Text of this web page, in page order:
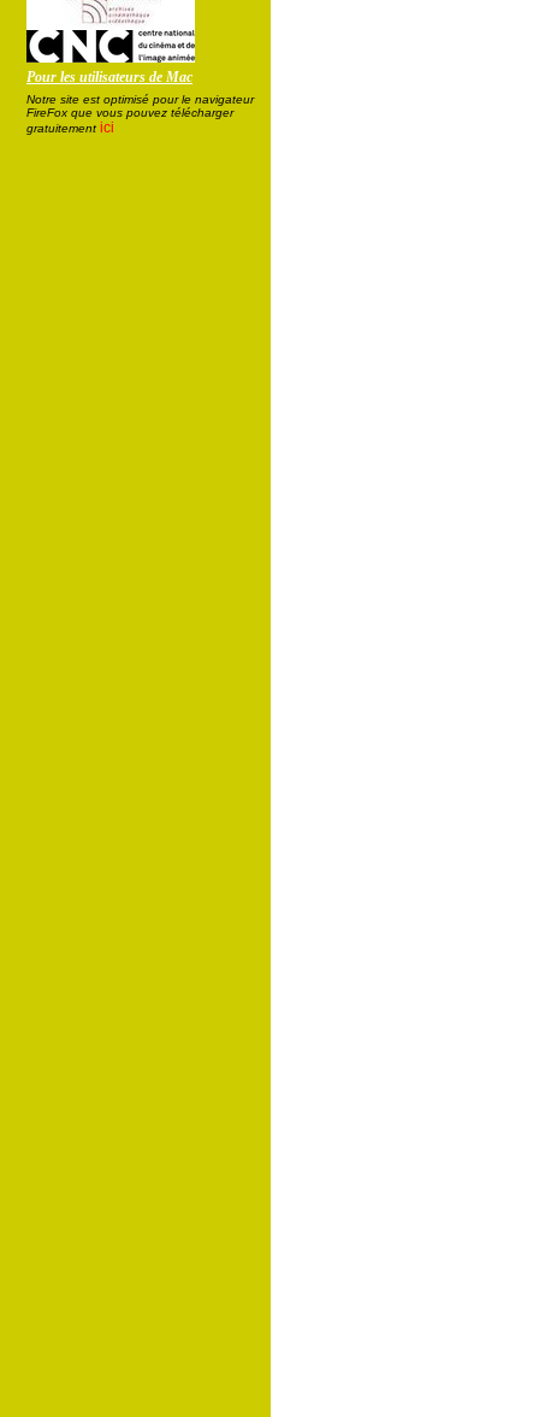
Pour les utilisateurs de Mac
Notre site est optimisé pour le navigateur
FireFox que vous pouvez télécharger
gratuitement ici